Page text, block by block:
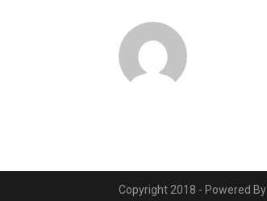
Copyright 2018 - Powered By